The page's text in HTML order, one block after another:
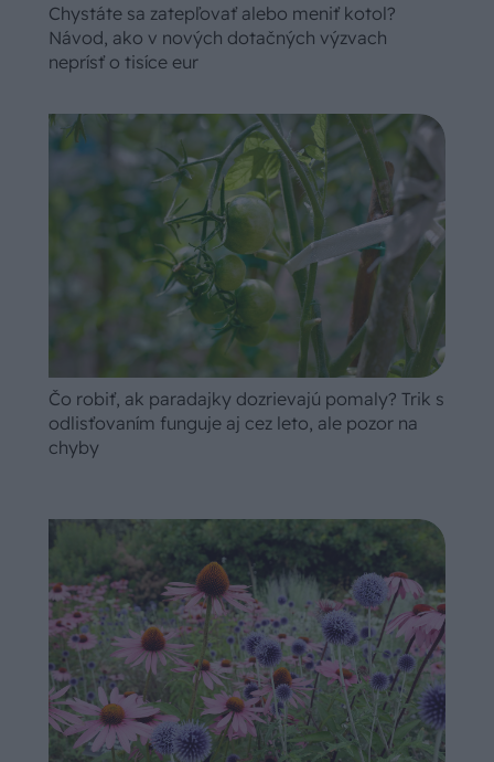
Chystáte sa zatepľovať alebo meniť kotol?
Návod, ako v nových dotačných výzvach
neprísť o tisíce eur
Čo robiť, ak paradajky dozrievajú pomaly? Trik s
odlisťovaním funguje aj cez leto, ale pozor na
chyby